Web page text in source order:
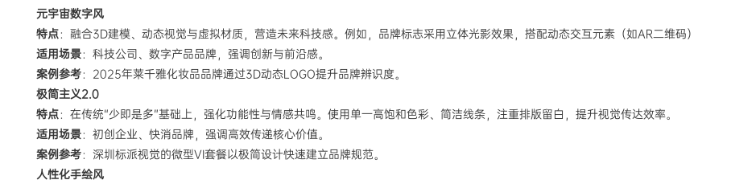
元宇宙数字风
特点：融合3D建模、动态视觉与虚拟材质，营造未来科技感。例如，品牌标志采用立体光影效果，搭配动态交互元素（如AR二维码）
适用场景：科技公司、数字产品品牌，强调创新与前沿感。
案例参考：2025年莱千雅化妆品品牌通过3D动态LOGO提升品牌辨识度。
极简主义2.0
特点：在传统“少即是多”基础上，强化功能性与情感共鸣。使用单一高饱和色彩、简洁线条，注重排版留白，提升视觉传达效率。
适用场景：初创企业、快消品牌，强调高效传递核心价值。
案例参考：深圳标派视觉的微型VI套餐以极简设计快速建立品牌规范。
人性化手绘风